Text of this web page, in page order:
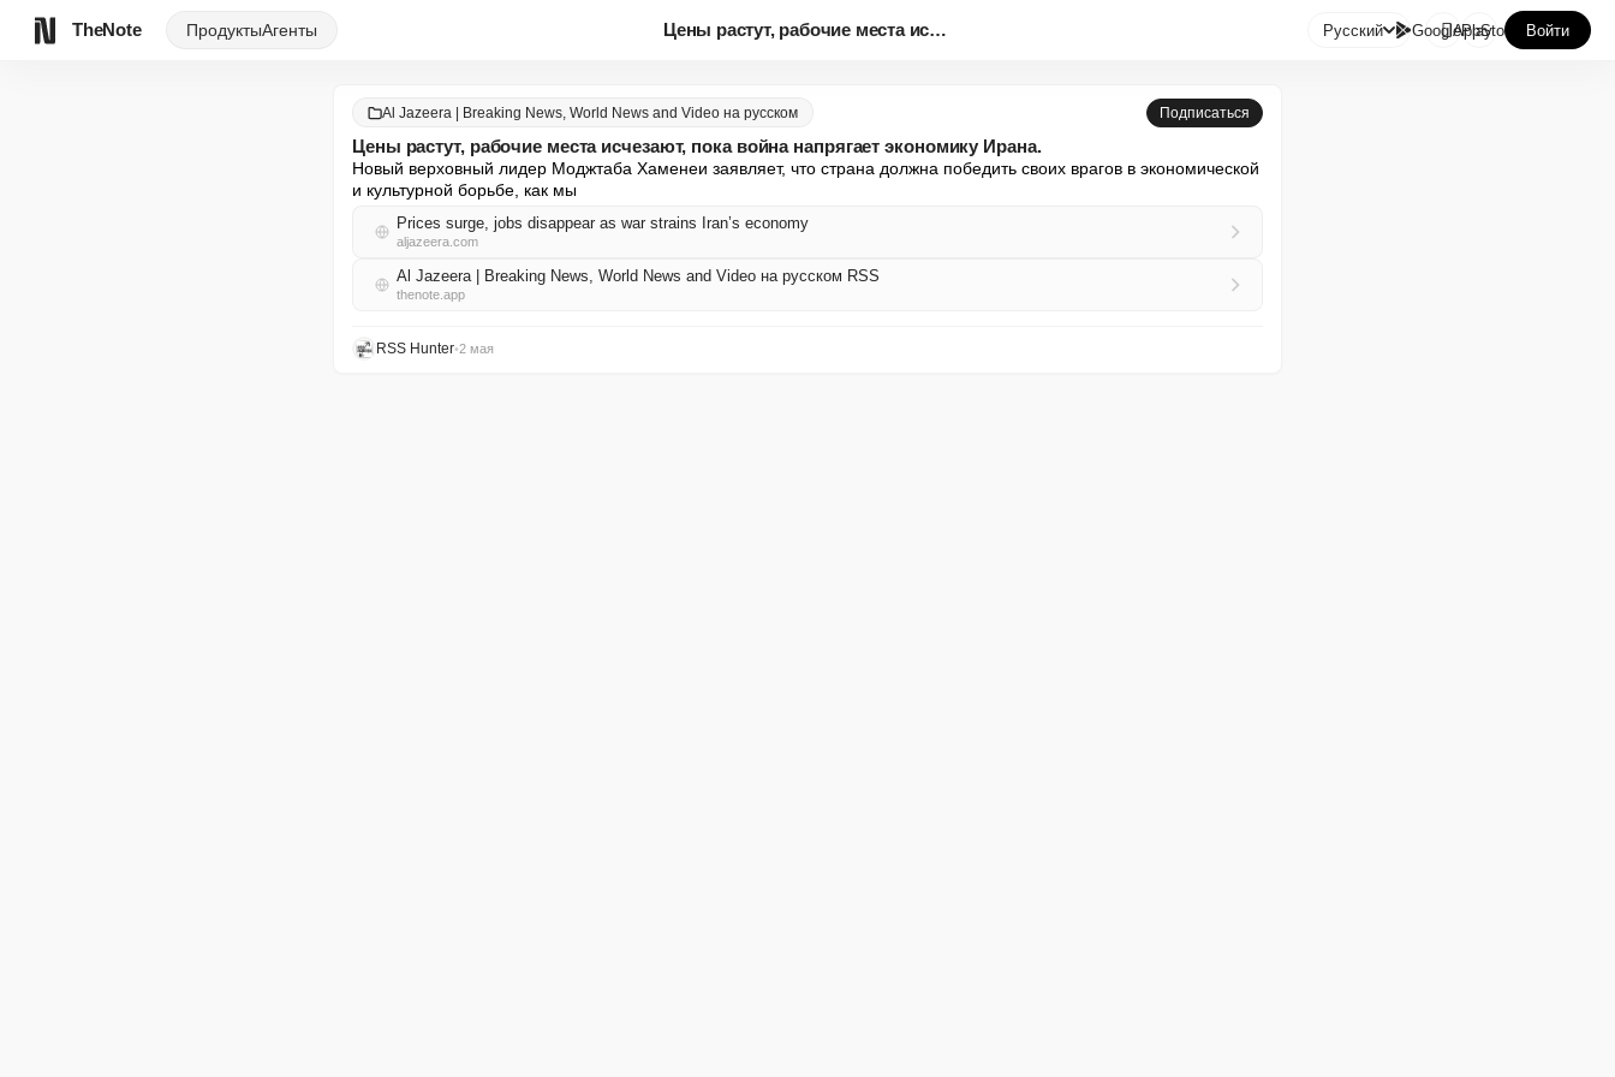
TheNote ПродуктыАгенты Цены растут, рабочие места исч... Русский GooglePlay
AppStore Войти
Al Jazeera | Breaking News, World News and Video на русском Подписаться
Цены растут, рабочие места исчезают, пока война напрягает экономику Ирана.
Новый верховный лидер Моджтаба Хаменеи заявляет, что страна должна победить своих врагов в экономической
и культурной борьбе, как мы
Prices surge, jobs disappear as war strains Iran’s economy
aljazeera.com
Al Jazeera | Breaking News, World News and Video на русском RSS
thenote.app
RSS Hunter•2 мая